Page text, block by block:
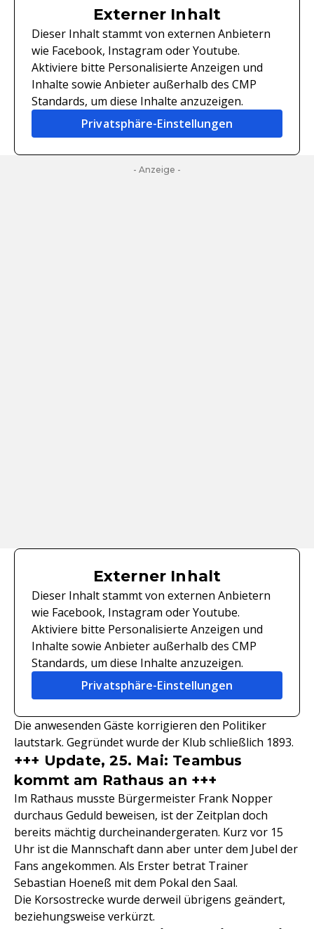
Externer Inhalt
Dieser Inhalt stammt von externen Anbietern
wie Facebook, Instagram oder Youtube.
Aktiviere bitte Personalisierte Anzeigen und
Inhalte sowie Anbieter außerhalb des CMP
Standards, um diese Inhalte anzuzeigen.
Privatsphäre-Einstellungen
- Anzeige -
Externer Inhalt
Dieser Inhalt stammt von externen Anbietern
wie Facebook, Instagram oder Youtube.
Aktiviere bitte Personalisierte Anzeigen und
Inhalte sowie Anbieter außerhalb des CMP
Standards, um diese Inhalte anzuzeigen.
Privatsphäre-Einstellungen
Die anwesenden Gäste korrigieren den Politiker
lautstark. Gegründet wurde der Klub schließlich 1893.
+++ Update, 25. Mai: Teambus
kommt am Rathaus an +++
Im Rathaus musste Bürgermeister Frank Nopper
durchaus Geduld beweisen, ist der Zeitplan doch
bereits mächtig durcheinandergeraten. Kurz vor 15
Uhr ist die Mannschaft dann aber unter dem Jubel der
Fans angekommen. Als Erster betrat Trainer
Sebastian Hoeneß mit dem Pokal den Saal.
Die Korsostrecke wurde derweil übrigens geändert,
beziehungsweise verkürzt.